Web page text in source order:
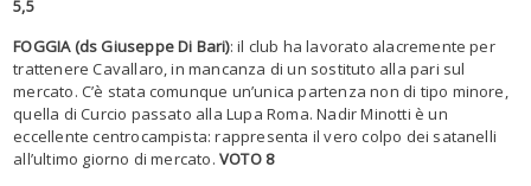
5,5
FOGGIA (ds Giuseppe Di Bari): il club ha lavorato alacremente per
trattenere Cavallaro, in mancanza di un sostituto alla pari sul
mercato. C’è stata comunque un’unica partenza non di tipo minore,
quella di Curcio passato alla Lupa Roma. Nadir Minotti è un
eccellente centrocampista: rappresenta il vero colpo dei satanelli
all’ultimo giorno di mercato.VOTO 8